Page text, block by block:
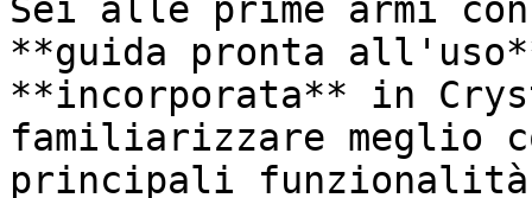
Sei alle prime armi
**guida pronta
**incorporata** in
familiarizzare meglio
principali funzionalità